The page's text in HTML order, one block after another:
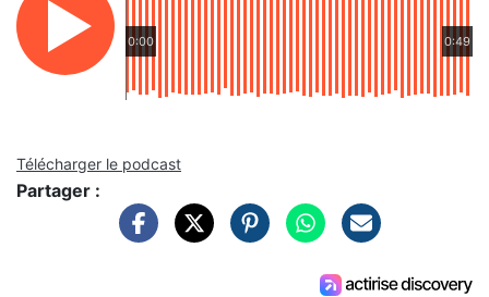
0:00 0:49
Télécharger le podcast
Partager :